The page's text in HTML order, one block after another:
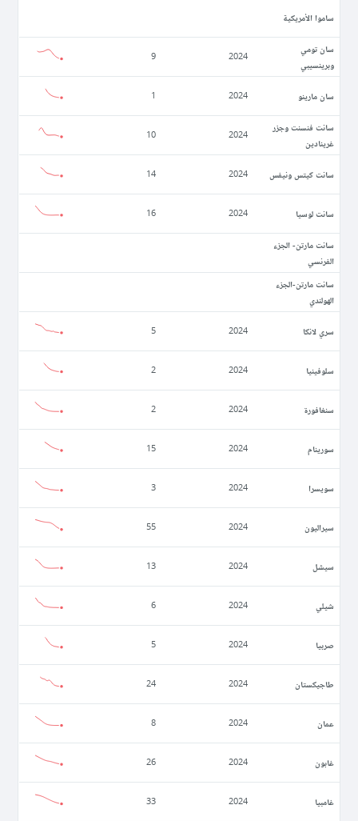
ساموا الأمريكية
سان تومي
وبرينسيبي
2024
9
سان مارينو 2024
1
سانت فنسنت وجزر
غرينادين
2024
10
سانت كيتس ونيفس 2024
14
سانت لوسيا 2024
16
سانت مارتن- الجزء
الفرنسي
سانت مارتن-الجزء
الهولندي
سري لانكا 2024
5
سلوفينيا 2024
2
سنغافورة 2024
2
سورينام 2024
15
سويسرا 2024
3
سيراليون 2024
55
سيشل 2024
13
شيلي 2024
6
صربيا 2024
5
طاجيكستان 2024
24
عمان 2024
8
غابون 2024
26
غامبيا 2024
33